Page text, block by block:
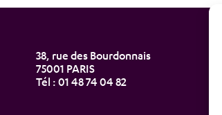
38, rue des Bourdonnais
75001 PARIS
Tél : 01 48 74 04 82